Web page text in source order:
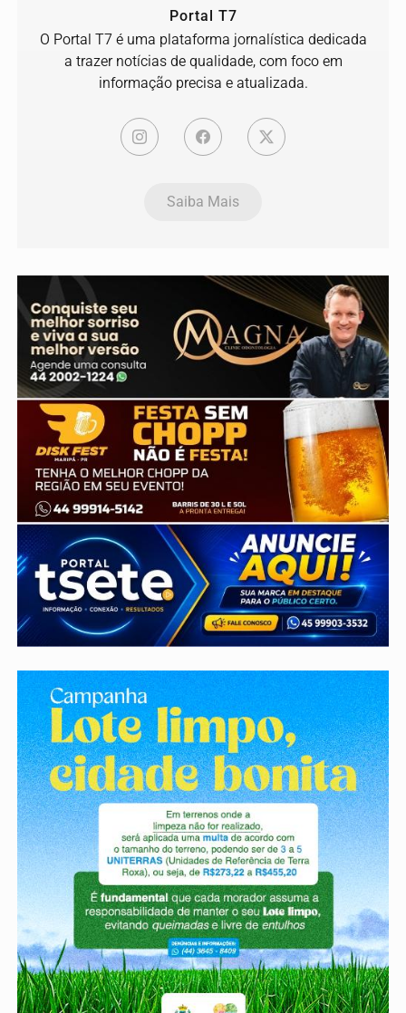
Portal T7
O Portal T7 é uma plataforma jornalística dedicada
a trazer notícias de qualidade, com foco em
informação precisa e atualizada.
Saiba Mais